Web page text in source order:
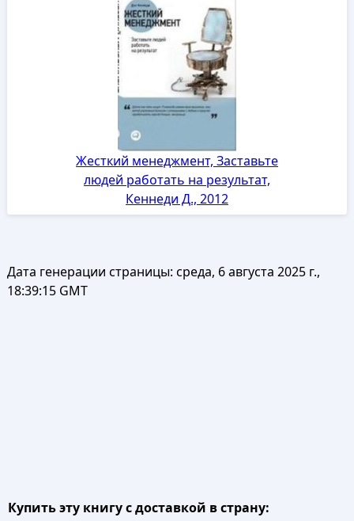
Жесткий менеджмент, Заставьте
людей работать на результат,
Кеннеди Д., 2012
Дата генерации страницы: среда, 6 августа 2025 г.,
18:39:15 GMT
Купить эту книгу с доставкой в страну: